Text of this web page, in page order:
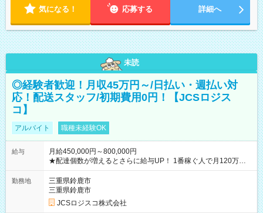
気になる！ 応募する 詳細へ
未読
◎経験者歓迎！月収45万円～/日払い・週払い対
応！配送スタッフ/初期費用0円！【JCSロジス
コ】
アルバイト 職種未経験OK
給与
月給450,000円～800,000円
★配達個数が増えるとさらに給与UP！ 1番稼ぐ人で月120万ほ
ど！ ・主要都市エリア 月収55万円／週5日稼働 月収65万~112
万円／週6日稼働 ・地方郊外エリア 月収40万円／週5日稼働 月
収40万円~50万円／週6日稼働 ＜モデルイメージ＞ ■月収50万
円 (27歳男性/江東区在住)※元建築関係 1日150個配達×25日勤務
(日休み) ■月収80万円(43歳男性/墨田区在住)※元営業 1日200個
勤務地
三重県鈴鹿市
三重県鈴鹿市
JCSロジスコ株式会社